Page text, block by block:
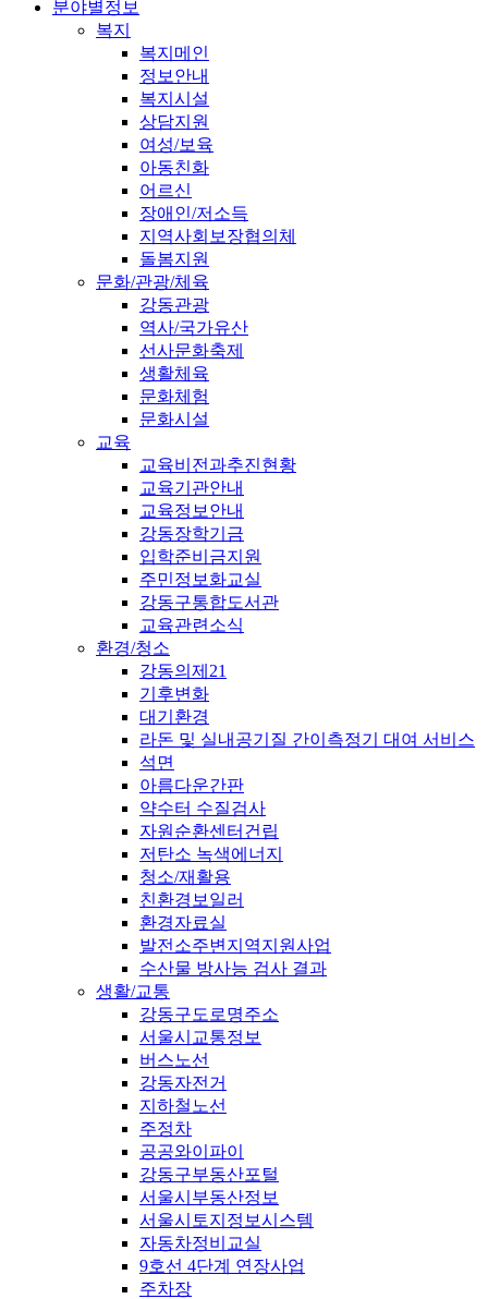
분야별정보
복지
복지메인
정보안내
복지시설
상담지원
여성/보육
아동친화
어르신
장애인/저소득
지역사회보장협의체
돌봄지원
문화/관광/체육
강동관광
역사/국가유산
선사문화축제
생활체육
문화체험
문화시설
교육
교육비전과추진현황
교육기관안내
교육정보안내
강동장학기금
입학준비금지원
주민정보화교실
강동구통합도서관
교육관련소식
환경/청소
강동의제21
기후변화
대기환경
라돈 및 실내공기질 간이측정기 대여 서비스
석면
아름다운간판
약수터 수질검사
자원순환센터건립
저탄소 녹색에너지
청소/재활용
친환경보일러
환경자료실
발전소주변지역지원사업
수산물 방사능 검사 결과
생활/교통
강동구도로명주소
서울시교통정보
버스노선
강동자전거
지하철노선
주정차
공공와이파이
강동구부동산포털
서울시부동산정보
서울시토지정보시스템
자동차정비교실
9호선 4단계 연장사업
주차장